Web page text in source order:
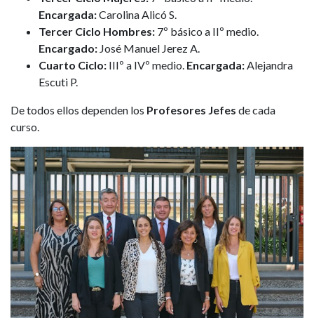
Encargada:Carolina Alicó S.
Tercer Ciclo Hombres: 7º básico a IIº medio.
Encargado: José Manuel Jerez A.
Cuarto Ciclo: IIIº a IVº medio. Encargada:Alejandra
Escuti P.
De todos ellos dependen los Profesores Jefes de cada
curso.